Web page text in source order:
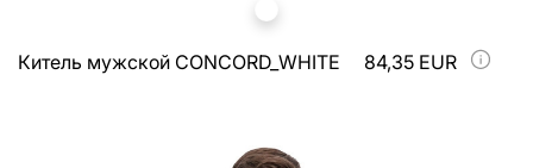
Китель мужской CONCORD_WHITE 84,35 EUR